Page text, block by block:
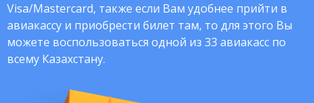
Visa/Mastercard, также если Вам удобнее прийти в
авиакассу и приобрести билет там, то для этого Вы
можете воспользоваться одной из 33 авиакасс по
всему Казахстану.